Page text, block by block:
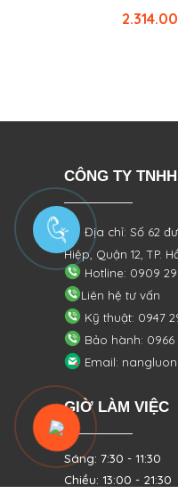
CÔNG TY
Địa chỉ: Số 62
Hiệp, Quận 12, TP.
Hotline: 0909
Liên hệ tư vấn
Kỹ thuật: 0947
Bảo hành: 0966
Email:
GIỜ LÀM VIỆC
Sáng: 7:30 - 11:30
Chiều: 13:00 - 21:30